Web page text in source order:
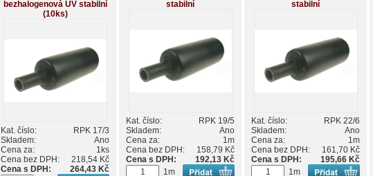
bezhalogenová UV stabilní
(10ks)
Kat. číslo:
RPK 17/3
Skladem:
Ano
Cena za:
1ks
Cena bez DPH:
218,54 Kč
Cena s DPH:
264,43 Kč
stabilní
Kat. číslo:
RPK 19/5
Skladem:
Ano
Cena za:
1m
Cena bez DPH:
158,79 Kč
Cena s DPH:
192,13 Kč
1m
stabilní
Kat. číslo:
RPK 22/6
Skladem:
Ano
Cena za:
1m
Cena bez DPH:
161,70 Kč
Cena s DPH:
195,66 Kč
1m